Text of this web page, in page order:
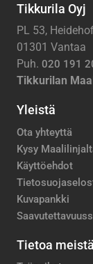
Tikkurila Oyj
PL 53,
01301 Vantaa
Puh. 020 191
Tikkurilan
Yleistä
Ota yhteyttä
Kysy
Käyttöehdot
Kuvapankki
Tietoa meistä